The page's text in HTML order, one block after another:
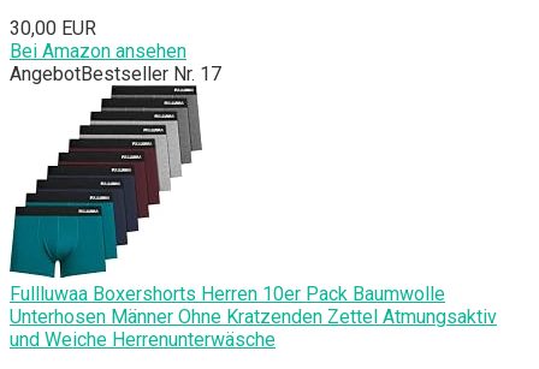
30,00 EUR
Bei Amazon ansehen
AngebotBestseller Nr. 17
Fullluwaa Boxershorts Herren 10er Pack Baumwolle
Unterhosen Männer Ohne Kratzenden Zettel Atmungsaktiv
und Weiche Herrenunterwäsche